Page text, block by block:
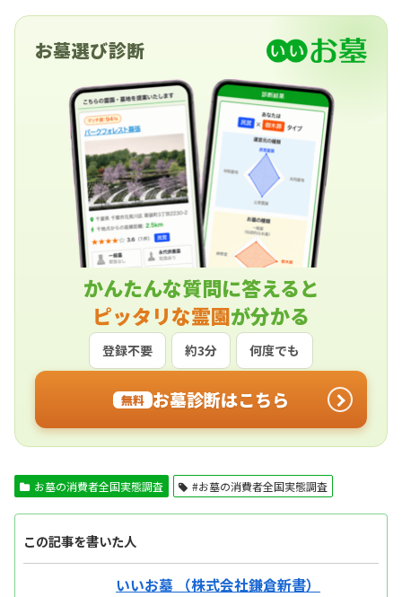
お墓選び診断
かんたんな質問に答えると
ピッタリな霊園が分かる
登録不要 約3分 何度でも
無料 お墓診断はこちら
お墓の消費者全国実態調査 #お墓の消費者全国実態調査
この記事を書いた人
いいお墓 （株式会社鎌倉新書）